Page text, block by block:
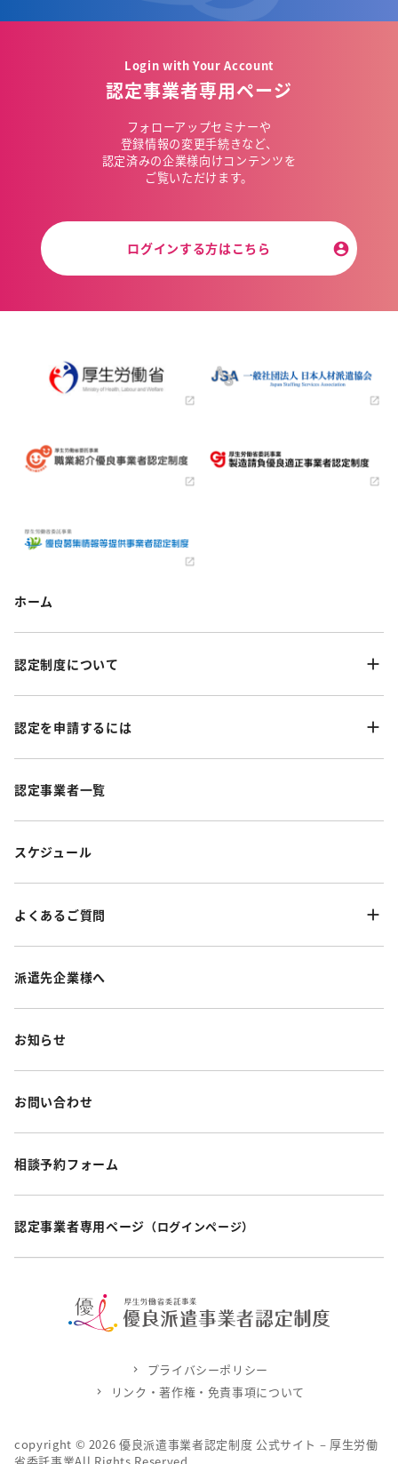
Login with Your Account
認定事業者専用ページ
フォローアップセミナーや
登録情報の変更手続きなど、
認定済みの企業様向けコンテンツを
ご覧いただけます。
ログインする方はこちら
ホーム
認定制度について
認定を申請するには
認定事業者一覧
スケジュール
よくあるご質問
派遣先企業様へ
お知らせ
お問い合わせ
相談予約フォーム
認定事業者専用ページ （ログインページ）
copyright © 2026 優良派遣事業者認定制度 公式サイト – 厚生労働
プライバシーポリシー
リンク・著作権・免責事項について